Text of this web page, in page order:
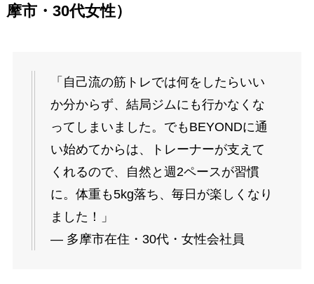
摩市・30代女性）
「自己流の筋トレでは何をしたらいい
か分からず、結局ジムにも行かなくな
ってしまいました。でもBEYONDに通
い始めてからは、トレーナーが支えて
くれるので、自然と週2ペースが習慣
に。体重も5kg落ち、毎日が楽しくなり
ました！」
— 多摩市在住・30代・女性会社員